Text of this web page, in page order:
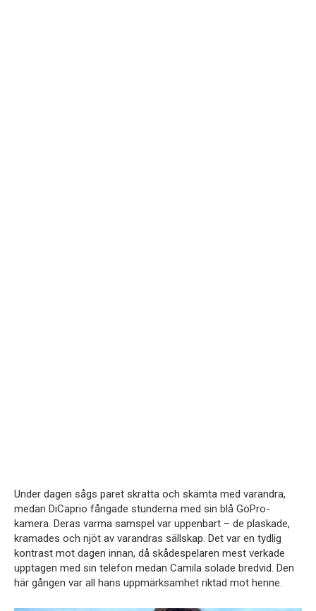
Under dagen sågs paret skratta och skämta med varandra,
medan DiCaprio fångade stunderna med sin blå GoPro-
kamera. Deras varma samspel var uppenbart – de plaskade,
kramades och njöt av varandras sällskap. Det var en tydlig
kontrast mot dagen innan, då skådespelaren mest verkade
upptagen med sin telefon medan Camila solade bredvid. Den
här gången var all hans uppmärksamhet riktad mot henne.